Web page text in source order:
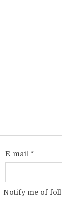
E-mail *
Notify me of